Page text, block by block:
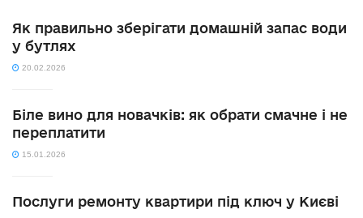
Як правильно зберігати домашній запас води
у бутлях
20.02.2026
Біле вино для новачків: як обрати смачне і не
переплатити
15.01.2026
Послуги ремонту квартири під ключ у Києві